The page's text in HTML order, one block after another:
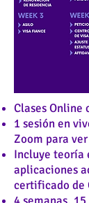
Clases Online
1 sesión en
Zoom para
Incluye teoría
aplicaciones
certificado de